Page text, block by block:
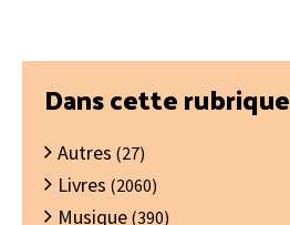
Barre
latérale
principale
Dans cette rubrique
Autres (27)
Livres (2060)
Musique (390)